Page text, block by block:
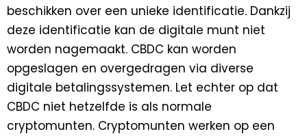
beschikken over een unieke identificatie. Dankzij
deze identificatie kan de digitale munt niet
worden nagemaakt. CBDC kan worden
opgeslagen en overgedragen via diverse
digitale betalingssystemen. Let echter op dat
CBDC niet hetzelfde is als normale
cryptomunten. Cryptomunten werken op een